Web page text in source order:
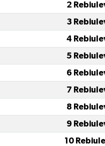
2
3
4
5
6
7
8
9
10